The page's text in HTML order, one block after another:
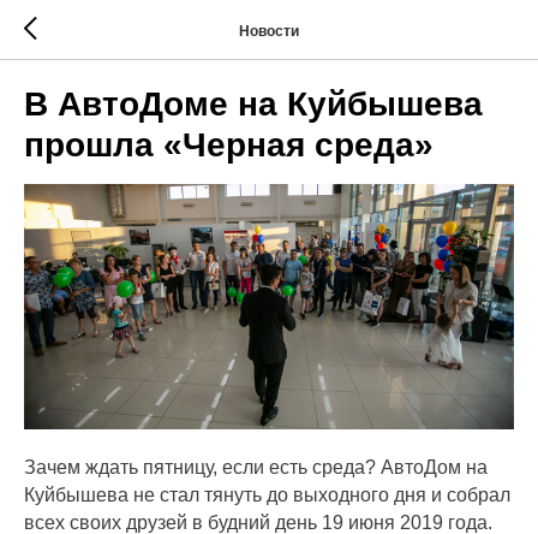
Новости
В АвтоДоме на Куйбышева
прошла «Черная среда»
Зачем ждать пятницу, если есть среда? АвтоДом на
Куйбышева не стал тянуть до выходного дня и собрал
всех своих друзей в будний день 19 июня 2019 года.